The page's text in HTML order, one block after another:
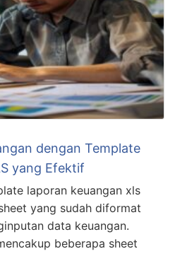
dengan Template
yang Efektif
laporan keuangan xls
yang sudah diformat
data keuangan.
beberapa sheet